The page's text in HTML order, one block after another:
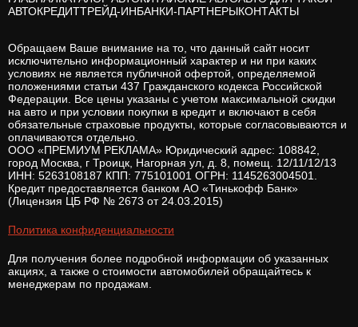
АВТОКРЕДИТТРЕЙД-ИНБАНКИ-ПАРТНЕРЫКОНТАКТЫ
Обращаем Ваше внимание на то, что данный сайт носит
исключительно информационный характер и ни при каких
условиях не является публичной офертой, определяемой
положениями статьи 437 Гражданского кодекса Российской
Федерации. Все цены указаны с учетом максимальной скидки
на авто и при условии покупки в кредит и включают в себя
обязательные страховые продукты, которые согласовываются и
оплачиваются отдельно.
ООО «ПРЕМИУМ РЕКЛАМА» Юридический адрес: 108842,
город Москва, г Троицк, Нагорная ул, д. 8, помещ. 12/11/12/13
ИНН: 5263108187 КПП: 775101001 ОГРН: 1145263004501.
Кредит предоставляется банком АО «Тинькофф Банк»
(Лицензия ЦБ РФ № 2673 от 24.03.2015)
Политика конфиденциальности
Для получения более подробной информации об указанных
акциях, а также о стоимости автомобилей обращайтесь к
менеджерам по продажам.